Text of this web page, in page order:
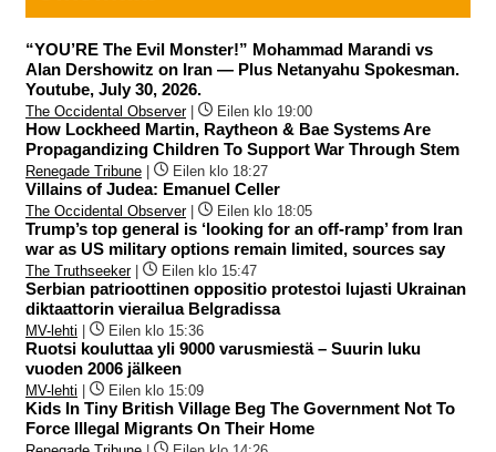
“YOU’RE The Evil Monster!” Mohammad Marandi vs
Alan Dershowitz on Iran — Plus Netanyahu Spokesman.
Youtube, July 30, 2026.
The Occidental Observer| Eilen klo 19:00
How Lockheed Martin, Raytheon & Bae Systems Are
Propagandizing Children To Support War Through Stem
Renegade Tribune Eilen klo 18:27
Villains of Judea: Emanuel Celler
The Occidental Observer| Eilen klo 18:05
Trump’s top general is ‘looking for an off-ramp’ from Iran
war as US military options remain limited, sources say
The Truthseeker| Eilen klo 15:47
Serbian patrioottinen oppositio protestoi lujasti Ukrainan
diktaattorin vierailua Belgradissa
MV-lehti Eilen klo 15:36
Ruotsi kouluttaa yli 9000 varusmiestä – Suurin luku
vuoden 2006 jälkeen
MV-lehti Eilen klo 15:09
Kids In Tiny British Village Beg The Government Not To
Force Illegal Migrants On Their Home